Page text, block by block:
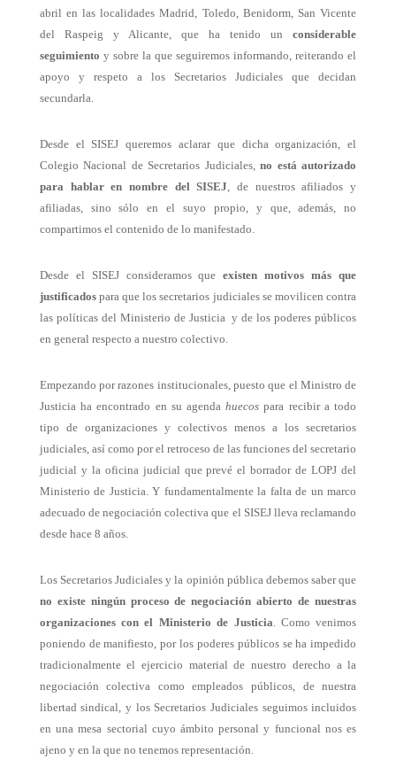
abril en las localidades Madrid, Toledo, Benidorm, San Vicente
del Raspeig y Alicante, que ha tenido unconsiderable
seguimiento y sobre la que seguiremos informando, reiterando el
apoyo y respeto a los Secretarios Judiciales que decidan
secundarla.
Desde el SISEJ queremos aclarar que dicha organización, el
Colegio Nacional de Secretarios Judiciales,no está autorizado
para hablar en nombre del SISEJ, de nuestros afiliados y
afiliadas, sino sólo en el suyo propio, y que, además, no
compartimos el contenido de lo manifestado.
Desde el SISEJ consideramos queexisten motivos más que
justificadospara que los secretarios judiciales se movilicen contra
las políticas del Ministerio de Justicia y de los poderes públicos
en general respecto a nuestro colectivo.
Empezando por razones institucionales, puesto que el Ministro de
Justicia ha encontrado en su agendahuecos para recibir a todo
tipo de organizaciones y colectivos menos a los secretarios
judiciales, así como por el retroceso de las funciones del secretario
judicial y la oficina judicial que prevé el borrador de LOPJ del
Ministerio de Justicia. Y fundamentalmente la falta de un marco
adecuado de negociación colectiva que el SISEJ lleva reclamando
desde hace 8 años.
Los Secretarios Judiciales y la opinión pública debemos saber que
no existe ningún proceso de negociación abierto de nuestras
organizaciones con el Ministerio de Justicia. Como venimos
poniendo de manifiesto, por los poderes públicos se ha impedido
tradicionalmente el ejercicio material de nuestro derecho a la
negociación colectiva como empleados públicos, de nuestra
libertad sindical, y los Secretarios Judiciales seguimos incluidos
en una mesa sectorial cuyo ámbito personal y funcional nos es
ajeno y en la que no tenemos representación.